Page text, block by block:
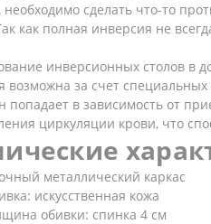
необходимо сделать что-то
как полная инверсия не
инверсионных столов в
возможна за счет
попадает в зависимость от
циркуляции крови, что
металлический каркас
искусственная кожа
обивки: спинка 4 см